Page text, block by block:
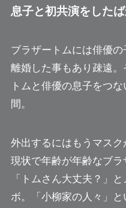
息子と初共演をしたば
ブラザートムには俳優
離婚した事もあり疎遠
トムと俳優の息子をつ
間。
外出するにはもうマス
現状で年齢が年齢なブラ
「トムさん大丈夫？」
ボ。「小柳家の人々」